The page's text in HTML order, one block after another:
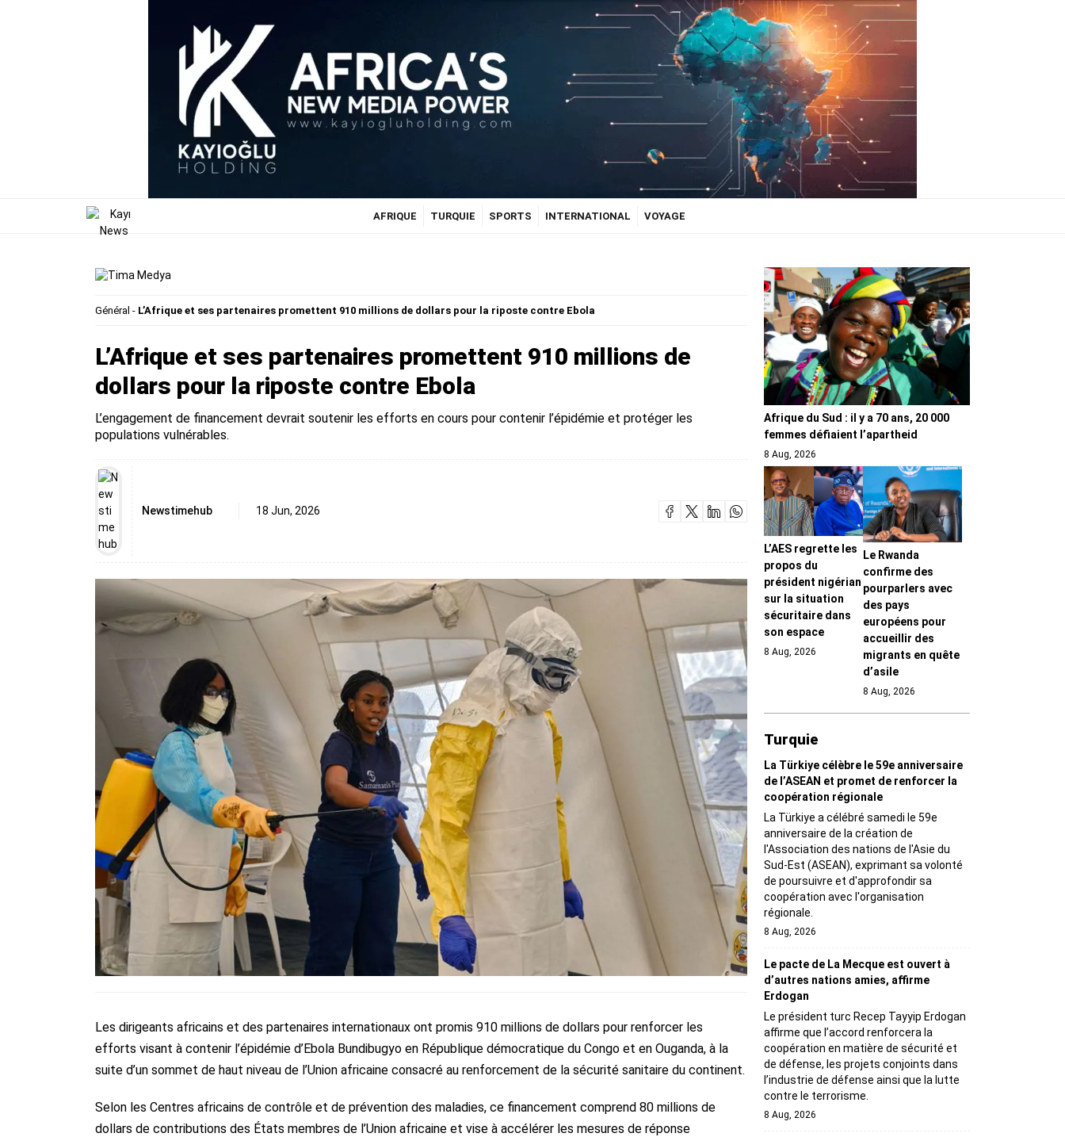
AFRIQUE TURQUIE SPORTS INTERNATIONAL VOYAGE
Général - L’Afrique et ses partenaires promettent 910 millions de dollars pour la riposte contre Ebola
L’Afrique et ses partenaires promettent 910 millions de
dollars pour la riposte contre Ebola
L’engagement de financement devrait soutenir les efforts en cours pour contenir l’épidémie et protéger les
populations vulnérables.
Newstimehub 18 Jun, 2026
Les dirigeants africains et des partenaires internationaux ont promis 910 millions de dollars pour renforcer les
efforts visant à contenir l’épidémie d’Ebola Bundibugyo en République démocratique du Congo et en Ouganda, à la
suite d’un sommet de haut niveau de l’Union africaine consacré au renforcement de la sécurité sanitaire du continent.
Selon les Centres africains de contrôle et de prévention des maladies, ce financement comprend 80 millions de
dollars de contributions des États membres de l’Union africaine et vise à accélérer les mesures de réponse
Afrique du Sud : il y a 70 ans, 20 000
femmes défiaient l’apartheid
8 Aug, 2026
L’AES regrette les
propos du
président nigérian
sur la situation
sécuritaire dans
son espace
8 Aug, 2026
Le Rwanda
confirme des
pourparlers avec
des pays
européens pour
accueillir des
migrants en quête
d’asile
8 Aug, 2026
Turquie
La Türkiye célèbre le 59e anniversaire
de l’ASEAN et promet de renforcer la
coopération régionale
La Türkiye a célébré samedi le 59e
anniversaire de la création de
l'Association des nations de l'Asie du
Sud-Est (ASEAN), exprimant sa volonté
de poursuivre et d'approfondir sa
coopération avec l'organisation
régionale.
8 Aug, 2026
Le pacte de La Mecque est ouvert à
d’autres nations amies, affirme
Erdogan
Le président turc Recep Tayyip Erdogan
affirme que l’accord renforcera la
coopération en matière de sécurité et
de défense, les projets conjoints dans
l’industrie de défense ainsi que la lutte
contre le terrorisme.
8 Aug, 2026